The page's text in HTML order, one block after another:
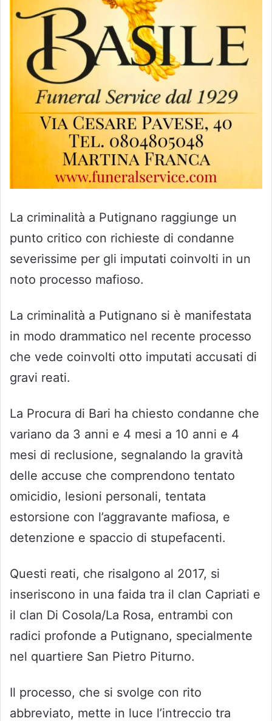
La criminalità a Putignano raggiunge un
punto critico con richieste di condanne
severissime per gli imputati coinvolti in un
noto processo mafioso.
La criminalità a Putignano si è manifestata
in modo drammatico nel recente processo
che vede coinvolti otto imputati accusati di
gravi reati.
La Procura di Bari ha chiesto condanne che
variano da 3 anni e 4 mesi a 10 anni e 4
mesi di reclusione, segnalando la gravità
delle accuse che comprendono tentato
omicidio, lesioni personali, tentata
estorsione con l’aggravante mafiosa, e
detenzione e spaccio di stupefacenti.
Questi reati, che risalgono al 2017, si
inseriscono in una faida tra il clan Capriati e
il clan Di Cosola/La Rosa, entrambi con
radici profonde a Putignano, specialmente
nel quartiere San Pietro Piturno.
Il processo, che si svolge con rito
abbreviato, mette in luce l’intreccio tra